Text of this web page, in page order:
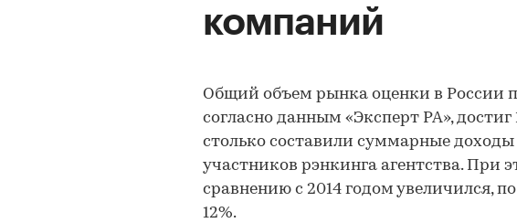
компаний
Общий объем рынка оценки в России
согласно данным «Эксперт РА»,
столько составили суммарные
участников рэнкинга агентства. При
сравнению с 2014 годом увеличился,
12%.